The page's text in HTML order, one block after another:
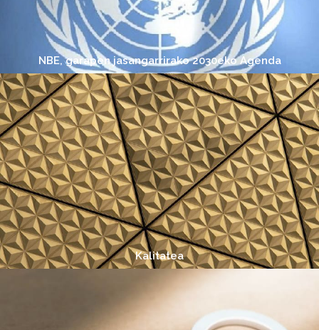
NBE, garapen jasangarrirako 2030eko Agenda
Kalitatea